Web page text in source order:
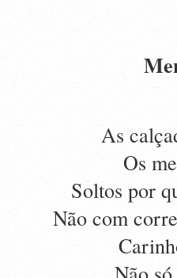
As
Os
Soltos por
Não com